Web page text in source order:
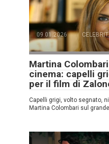
09.01.2026
Martina
cinema: capelli
per il film di
Capelli grigi, volto segnato,
Martina Colombari sul